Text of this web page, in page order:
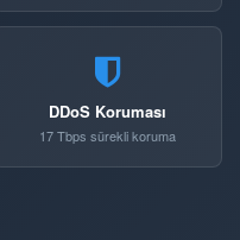
DDoS Koruması
17 Tbps sürekli koruma